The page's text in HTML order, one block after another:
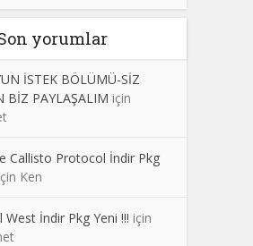
yorumlar
İSTEK BÖLÜMÜ-SİZ
BİZ PAYLAŞALIM için
Callisto Protocol İndir Pkg
Ken
West İndir Pkg Yeni !!! için